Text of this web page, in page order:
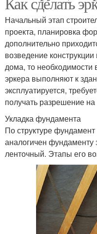
Начальный этап
проекта, планировка
дополнительно
возведение
дома, то необходимости
эркера выполняют к
эксплуатируется,
получать разрешение на
Укладка фундамента
По структуре
аналогичен
ленточный. Этапы его